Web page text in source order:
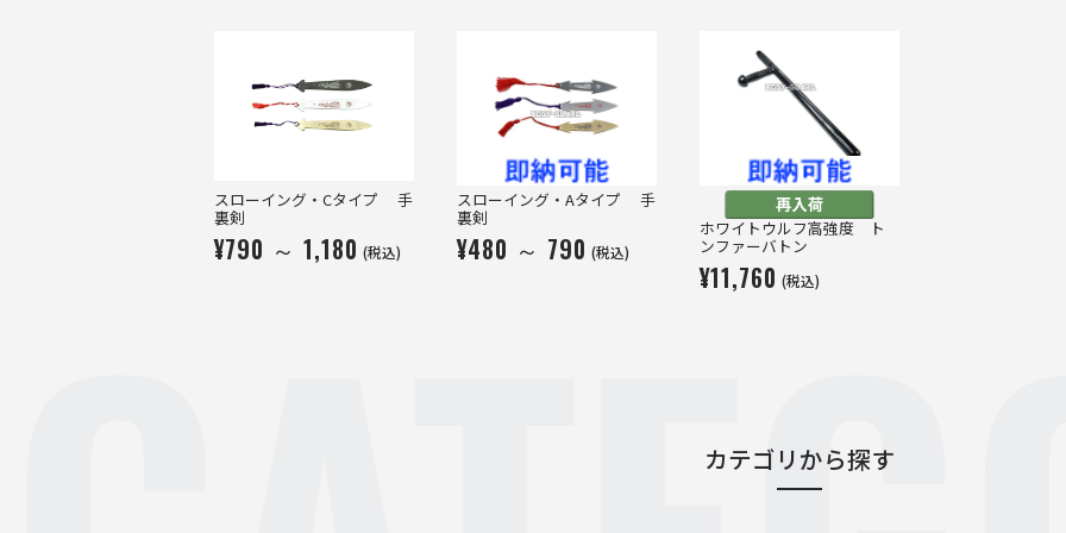
スローイング・Cタイプ 手
裏剣
¥790 ～ 1,180 (税込)
スローイング・Aタイプ 手
裏剣
¥480 ～ 790 (税込)
ホワイトウルフ高強度 ト
ンファーバトン
¥11,760 (税込)
カテゴリから探す